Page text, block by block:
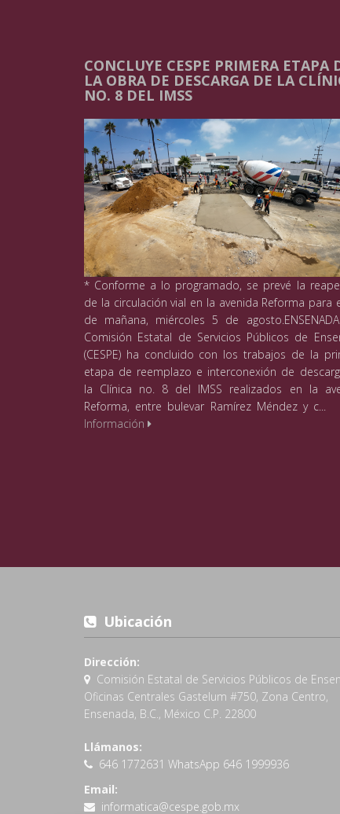
CONCLUYE CESPE PRIMERA ETAPA
LA OBRA DE DESCARGA DE LA
NO. 8 DEL IMSS
* Conforme a lo programado, se prevé la
de la circulación vial en la avenida Reforma para
de mañana, miércoles 5 de
Comisión Estatal de Servicios Públicos de
(CESPE) ha concluido con los trabajos de la
etapa de reemplazo e interconexión de
la Clínica no. 8 del IMSS realizados en la
Reforma, entre bulevar Ramírez Méndez y c...
Información
Ubicación
Dirección:
Comisión Estatal de Servicios Públicos de
Oficinas Centrales Gastelum #750, Zona Centro,
Ensenada, B.C., México C.P. 22800
Llámanos:
646 1772631 WhatsApp 646 1999936
Email:
informatica@cespe.gob.mx